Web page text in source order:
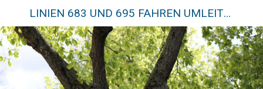
LINIEN 683 UND 695 FAHREN UMLEITUNG